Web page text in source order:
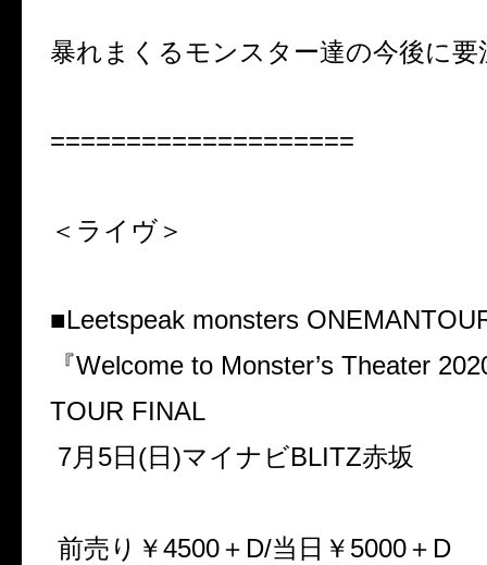
暴れまくるモンスター達の今後に要
====================
＜ライヴ＞
■Leetspeak monsters
『Welcome to Monster’s Theater
TOUR FINAL
7月5日(日)マイナビBLITZ赤坂
前売り￥4500＋D/当日￥5000＋D